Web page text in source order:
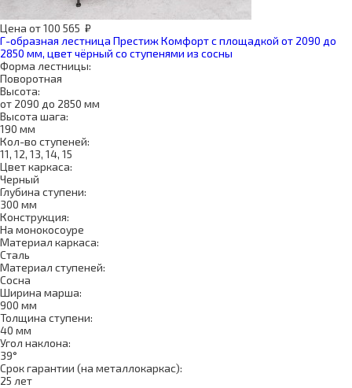
Цена от100 565 ₽
Г-образная лестница Престиж Комфорт с площадкой от 2090 до
2850 мм, цвет чёрный со ступенями из сосны
Форма лестницы:
Поворотная
Высота:
от 2090 до 2850 мм
Высота шага:
190 мм
Кол-во ступеней:
11, 12, 13, 14, 15
Цвет каркаса:
Черный
Глубина ступени:
300 мм
Конструкция:
На монокосоуре
Материал каркаса:
Сталь
Материал ступеней:
Сосна
Ширина марша:
900 мм
Толщина ступени:
40 мм
Угол наклона:
39°
Срок гарантии (на металлокаркас):
25 лет